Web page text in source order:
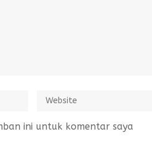
ini untuk komentar saya